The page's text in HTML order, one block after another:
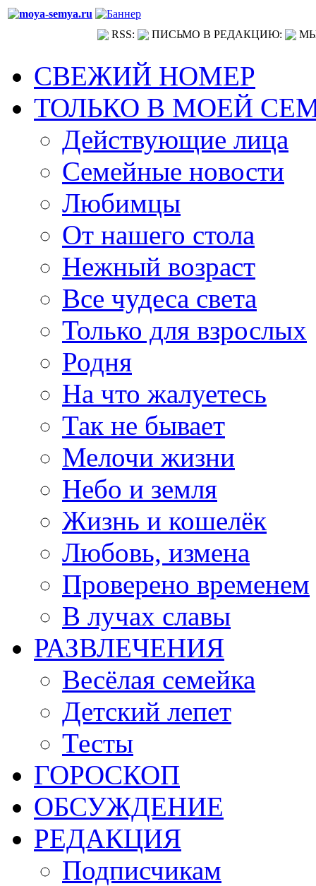
RSS: ПИСЬМО В РЕДАКЦИЮ:
СВЕЖИЙ НОМЕР
ТОЛЬКО В МОЕЙ
Действующие лица
Семейные новости
Любимцы
От нашего стола
Нежный возраст
Все чудеса света
Только для взрослых
Родня
На что жалуетесь
Так не бывает
Мелочи жизни
Небо и земля
Жизнь и кошелёк
Любовь, измена
Проверено временем
В лучах славы
РАЗВЛЕЧЕНИЯ
Весёлая семейка
Детский лепет
Тесты
ГОРОСКОП
ОБСУЖДЕНИЕ
РЕДАКЦИЯ
Подписчикам